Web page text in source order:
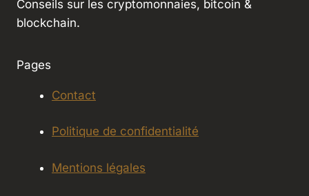
Conseils sur les cryptomonnaies, bitcoin &
blockchain.
Pages
Contact
Politique de confidentialité
Mentions légales